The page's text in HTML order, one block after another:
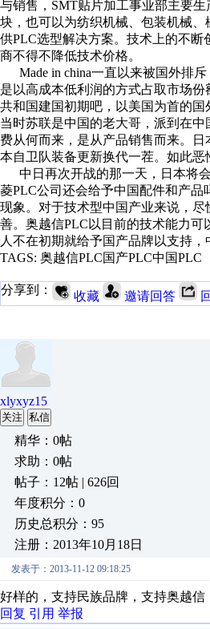
与销售，SMT贴片加工事业部主要
块，也可以为纺织机械、包装机械
供PLC选型解决方案。技术上的不
商不得不降低技术价格。
Made in china一直以来被国外排斥
是以高成本低利润的方式占取市场
共和国建国初期吧，以美国为首的
当时苏联是中国的老大哥，派到在
费从何而来，是从产品销售而来。
本自卫队装备更新换代一茬。如此
中日再次开战的那一天，日本将会
菱PLC公司还会给予中国配件和产
现象。对于技术型中国产业来说，
善。奥越信PLC以目前的技术能力
人不在初期就给予国产品牌以支持
TAGS: 奥越信PLC国产PLC中国PLC
分享到： 收藏 邀请回答
xlyxyz15
关注 私信
精华：0帖
求助：0帖
帖子：12帖 | 626回
年度积分：0
历史总积分：95
注册：2013年10月18日
发表于：2013-11-12 09:18:25
好样的，支持民族品牌，支持奥越信
回复 引用 举报